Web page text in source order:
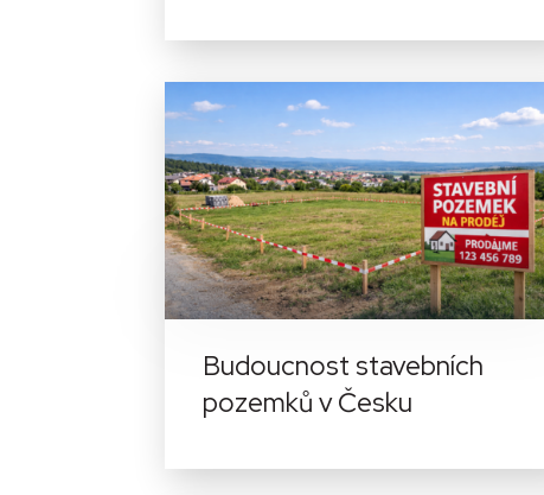
Budoucnost stavebních
pozemků v Česku